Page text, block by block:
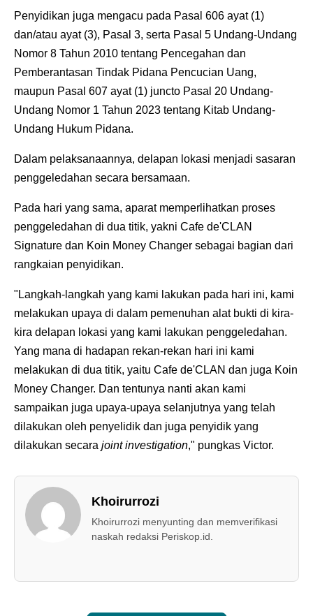
Penyidikan juga mengacu pada Pasal 606 ayat (1)
dan/atau ayat (3), Pasal 3, serta Pasal 5 Undang-Undang
Nomor 8 Tahun 2010 tentang Pencegahan dan
Pemberantasan Tindak Pidana Pencucian Uang,
maupun Pasal 607 ayat (1) juncto Pasal 20 Undang-
Undang Nomor 1 Tahun 2023 tentang Kitab Undang-
Undang Hukum Pidana.
Dalam pelaksanaannya, delapan lokasi menjadi sasaran
penggeledahan secara bersamaan.
Pada hari yang sama, aparat memperlihatkan proses
penggeledahan di dua titik, yakni Cafe de'CLAN
Signature dan Koin Money Changer sebagai bagian dari
rangkaian penyidikan.
"Langkah-langkah yang kami lakukan pada hari ini, kami
melakukan upaya di dalam pemenuhan alat bukti di kira-
kira delapan lokasi yang kami lakukan penggeledahan.
Yang mana di hadapan rekan-rekan hari ini kami
melakukan di dua titik, yaitu Cafe de'CLAN dan juga Koin
Money Changer. Dan tentunya nanti akan kami
sampaikan juga upaya-upaya selanjutnya yang telah
dilakukan oleh penyelidik dan juga penyidik yang
dilakukan secara joint investigation," pungkas Victor.
Khoirurrozi
Khoirurrozi menyunting dan memverifikasi
naskah redaksi Periskop.id.